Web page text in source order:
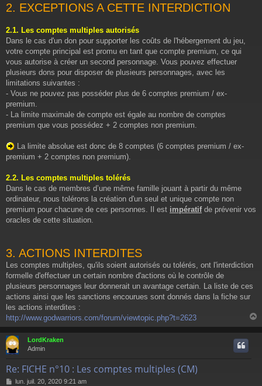
2. EXCEPTIONS A CETTE INTERDICTION
2.1. Les comptes multiples autorisés
Dans le cas d'un don pour supporter les coûts de l'hébergement du jeu,
votre compte principal est promu en tant que compte premium, ce qui
vous autorise à créer un second personnage. Vous pouvez effectuer
plusieurs dons pour disposer de plusieurs personnages, avec les
limitations suivantes :
- Vous ne pouvez pas posséder plus de 6 comptes premium / ex-
premium.
- La limite maximale de compte est égale au nombre de comptes
premium que vous possédez + 2 comptes non premium.
La limite absolue est donc de 8 comptes (6 comptes premium / ex-
premium + 2 comptes non premium).
2.2. Les comptes multiples tolérés
Dans le cas de membres d’une même famille jouant à partir du même
ordinateur, nous tolérons la création d'un seul et unique compte non
premium pour chacune de ces personnes. Il est impératifde prévenir vos
oracles de cette situation.
3. ACTIONS INTERDITES
Les comptes multiples, qu'ils soient autorisés ou tolérés, ont l'interdiction
formelle d'effectuer un certain nombre d'actions où le contrôle de
plusieurs personnages leur donnerait un avantage certain. La liste de ces
actions ainsi que les sanctions encourues sont donnés dans la fiche sur
les actions interdites :
http://www.godwarriors.com/forum/viewtopic.php?t=2623
a
LordKraken
Admin
Re: FICHE n°10 : Les comptes multiples (CM)
Mlun. juil. 20, 2020 9:21 am